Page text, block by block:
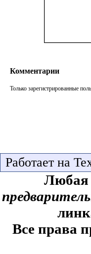
Комментарии
Только зарегистрированные
Работает на
Любая
Все права